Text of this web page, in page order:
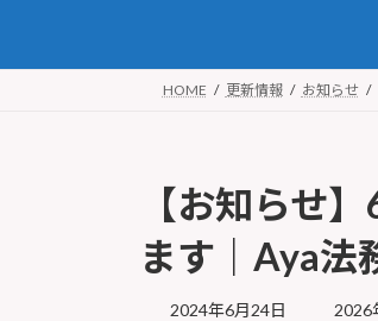
HOME 更新情報 お知らせ
【お知らせ
ます｜Aya法
2024年6月24日
最
2026